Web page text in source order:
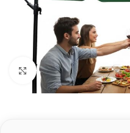
Клацніть, щоб збільшити